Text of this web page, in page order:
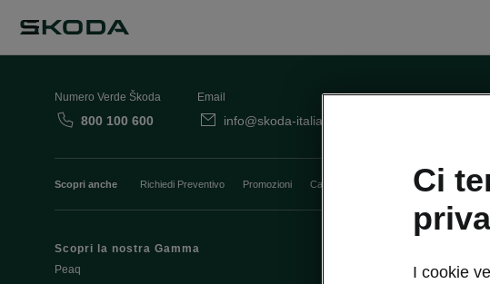
Numero Verde Škoda
800 100 600
Email
info@skoda-italia.it
Scopri anche Richiedi Preventivo Promozioni Cataloghi e Listini Car Configurator
Scopri la nostra Gamma
Peaq
Aziende e P.IVA
Ci
I cookie